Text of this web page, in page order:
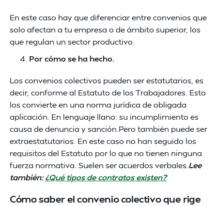
En este caso hay que diferenciar entre convenios que
solo afectan a tu empresa o de ámbito superior, los
que regulan un sector productivo.
Por cómo se ha hecho.
Los convenios colectivos pueden ser estatutarios, es
decir, conforme al Estatuto de los Trabajadores. Esto
los convierte en una norma jurídica de obligada
aplicación. En lenguaje llano: su incumplimiento es
causa de denuncia y sanción.Pero también puede ser
extraestatutarios. En este caso no han seguido los
requisitos del Estatuto por lo que no tienen ninguna
fuerza normativa. Suelen ser acuerdos verbales. Lee
también:¿Qué tipos de contratos existen?
Cómo saber el convenio colectivo que rige